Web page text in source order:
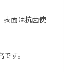
表面は抗菌使
す。